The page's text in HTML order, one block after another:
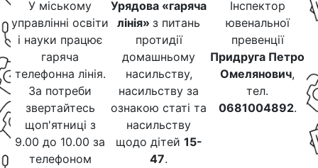
У міському
управлінні освіти
і науки працює
гаряча
телефонна лінія.
За потреби
звертайтесь
щоп'ятниці з
9.00 до 10.00 за
телефоном
Урядова «гаряча
лінія» з питань
протидії
домашньому
насильству,
насильству за
ознакою статі та
насильству
щодо дітей 15-
47.
Інспектор
ювенальної
превенції
Придруга Петро
Омелянович,
тел.
0681004892.